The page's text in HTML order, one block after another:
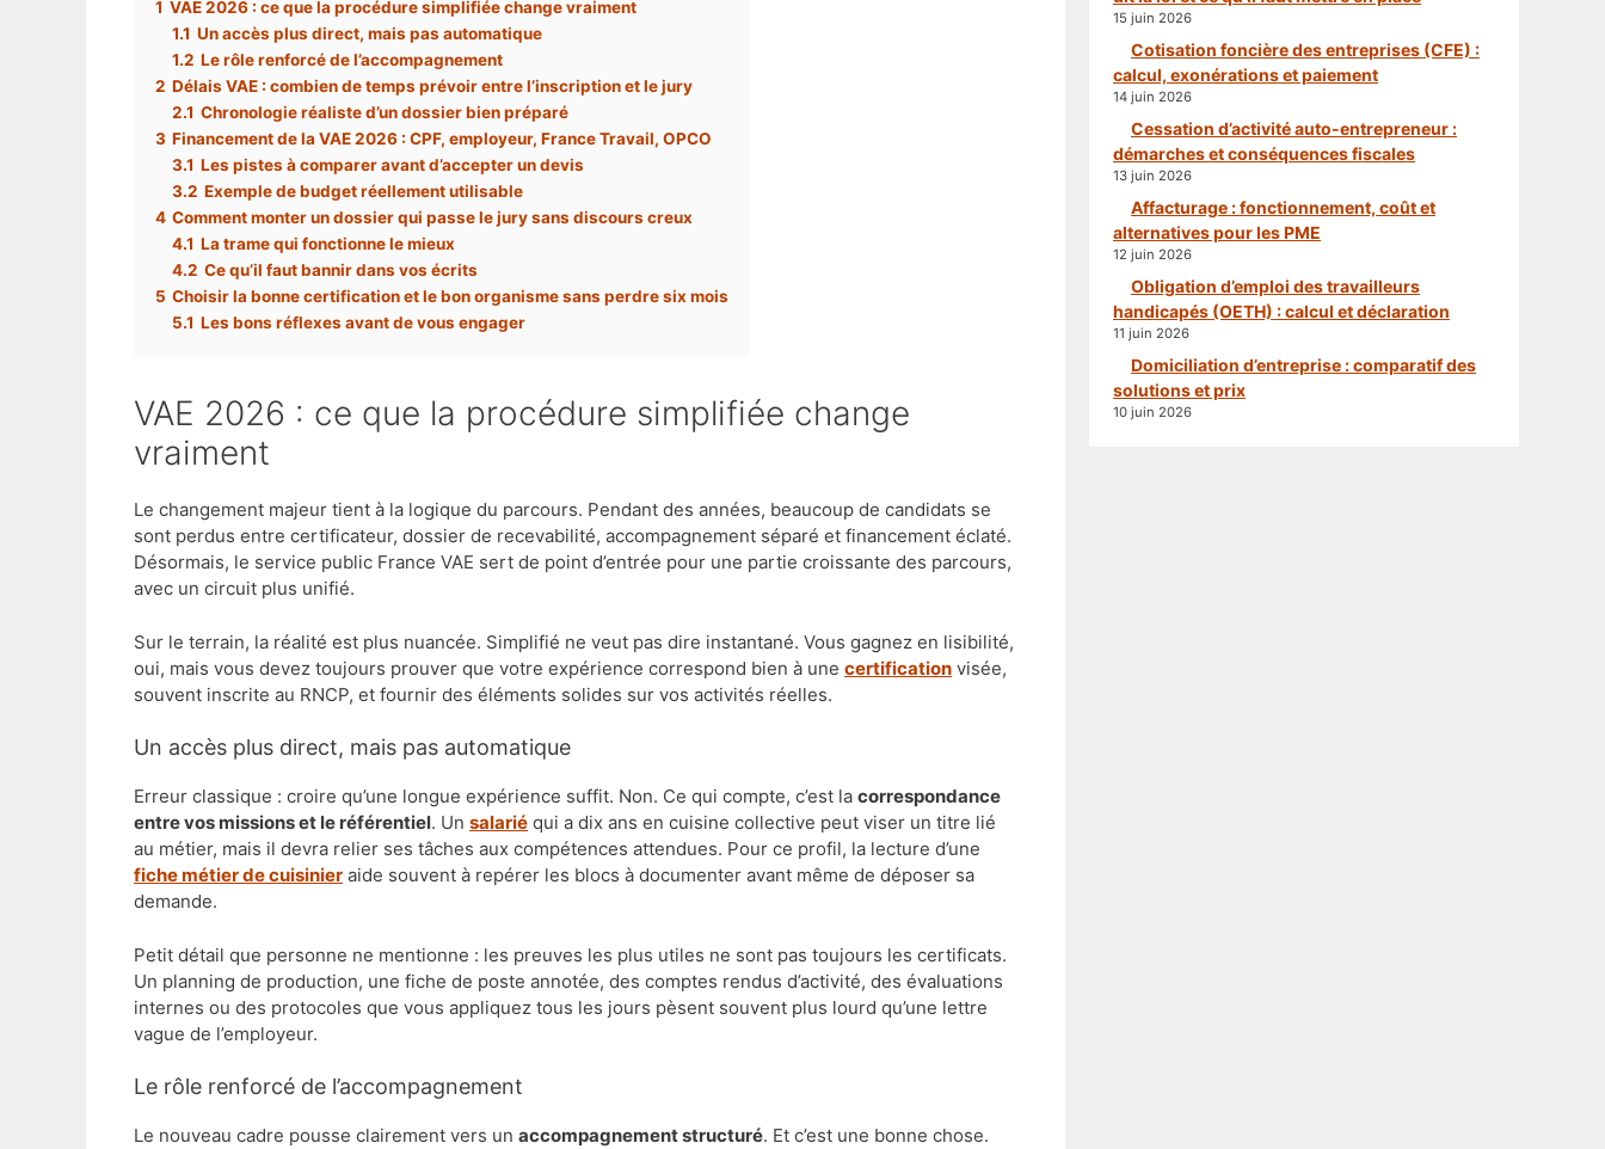
1 VAE 2026 : ce que la procédure simplifiée change vraiment
1.1 Un accès plus direct, mais pas automatique
1.2 Le rôle renforcé de l’accompagnement
2 Délais VAE : combien de temps prévoir entre l’inscription et le jury
2.1 Chronologie réaliste d’un dossier bien préparé
3 Financement de la VAE 2026 : CPF, employeur, France Travail, OPCO
3.1 Les pistes à comparer avant d’accepter un devis
3.2 Exemple de budget réellement utilisable
4 Comment monter un dossier qui passe le jury sans discours creux
4.1 La trame qui fonctionne le mieux
4.2 Ce qu’il faut bannir dans vos écrits
5 Choisir la bonne certification et le bon organisme sans perdre six mois
5.1 Les bons réflexes avant de vous engager
VAE 2026 : ce que la procédure simplifiée change
vraiment
Le changement majeur tient à la logique du parcours. Pendant des années, beaucoup de candidats se
sont perdus entre certificateur, dossier de recevabilité, accompagnement séparé et financement éclaté.
Désormais, le service public France VAE sert de point d’entrée pour une partie croissante des parcours,
avec un circuit plus unifié.
Sur le terrain, la réalité est plus nuancée. Simplifié ne veut pas dire instantané. Vous gagnez en lisibilité,
oui, mais vous devez toujours prouver que votre expérience correspond bien à une certification visée,
souvent inscrite au RNCP, et fournir des éléments solides sur vos activités réelles.
Un accès plus direct, mais pas automatique
Erreur classique : croire qu’une longue expérience suffit. Non. Ce qui compte, c’est la correspondance
entre vos missions et le référentiel. Un salarié qui a dix ans en cuisine collective peut viser un titre lié
au métier, mais il devra relier ses tâches aux compétences attendues. Pour ce profil, la lecture d’une
fiche métier de cuisinier aide souvent à repérer les blocs à documenter avant même de déposer sa
demande.
Petit détail que personne ne mentionne : les preuves les plus utiles ne sont pas toujours les certificats.
Un planning de production, une fiche de poste annotée, des comptes rendus d’activité, des évaluations
internes ou des protocoles que vous appliquez tous les jours pèsent souvent plus lourd qu’une lettre
vague de l’employeur.
Le rôle renforcé de l’accompagnement
Le nouveau cadre pousse clairement vers un accompagnement structuré. Et c’est une bonne chose.
15 juin 2026
Cotisation foncière des entreprises (CFE) :
calcul, exonérations et paiement
14 juin 2026
Cessation d’activité auto-entrepreneur :
démarches et conséquences fiscales
13 juin 2026
Affacturage : fonctionnement, coût et
alternatives pour les PME
12 juin 2026
Obligation d’emploi des travailleurs
handicapés (OETH) : calcul et déclaration
11 juin 2026
Domiciliation d’entreprise : comparatif des
solutions et prix
10 juin 2026